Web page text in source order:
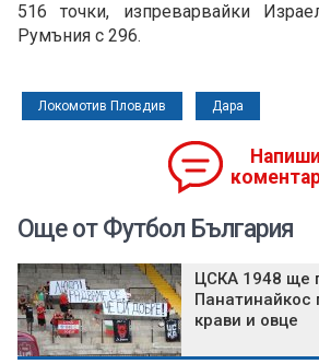
516 точки, изпреварвайки
Румъния с 296.
Локомотив Пловдив Дара
Напиши
Още от Футбол България
ЦСКА 1948 ще
Панатинайкос
крави и овце